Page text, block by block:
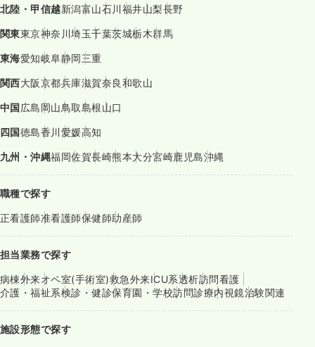
北陸・甲信越新潟富山石川福井山梨長野
関東東京神奈川埼玉千葉茨城栃木群馬
東海愛知岐阜静岡三重
関西大阪京都兵庫滋賀奈良和歌山
中国広島岡山鳥取島根山口
四国徳島香川愛媛高知
九州・沖縄福岡佐賀長崎熊本大分宮崎鹿児島沖縄
職種で探す
正看護師准看護師保健師助産師
担当業務で探す
病棟外来オペ室(手術室)救急外来ICU系透析訪問看護
介護・福祉系検診・健診保育園・学校訪問診療内視鏡治験関連
施設形態で探す